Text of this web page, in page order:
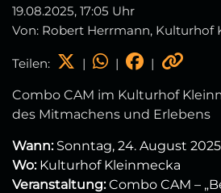
19.08.2025, 17:05 Uhr
Von: Robert Herrmann, Kulturhof
Teilen: | | |
Combo CAM im Kulturhof
des Mitmachens und Erlebens
Wann:Sonntag, 24. August
Wo:Kulturhof Kleinmecka
Veranstaltung:Combo CAM –